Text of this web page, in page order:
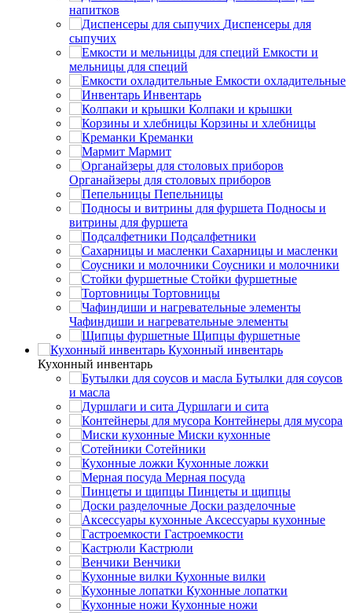
напитков
Диспенсеры для
сыпучих
Емкости и
мельницы для специй
Емкости охладительные
Инвентарь
Колпаки и крышки
Корзины и хлебницы
Креманки
Мармит
Органайзеры для столовых приборов
Пепельницы
Подносы и
витрины для фуршета
Подсалфетники
Сахарницы и масленки
Соусники и молочники
Стойки фуршетные
Тортовницы
Чафиндиши и нагревательные элементы
Щипцы фуршетные
Кухонный инвентарь
Кухонный инвентарь
Бутылки для соусов
и масла
Дуршлаги и сита
Контейнеры для мусора
Миски кухонные
Сотейники
Кухонные ложки
Мерная посуда
Пинцеты и щипцы
Доски разделочные
Аксессуары кухонные
Гастроемкости
Кастрюли
Венчики
Кухонные вилки
Кухонные лопатки
Кухонные ножи